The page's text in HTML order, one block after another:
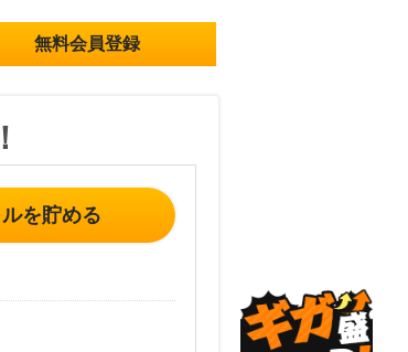
無料会員登録
を貯める